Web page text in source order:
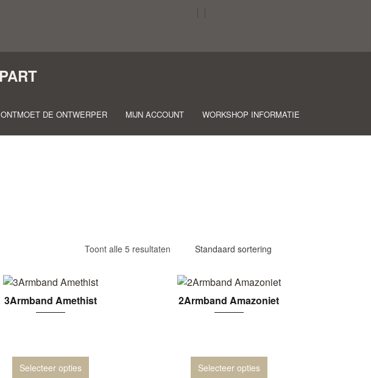
ONTMOET DE ONTWERPER MIJN ACCOUNT WORKSHOP INFORMATIE
Toont alle 5 resultaten
3Armband Amethist
Selecteer opties
2Armband Amazoniet
Selecteer opties